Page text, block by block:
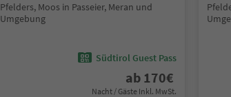
Pfelders, Moos in Passeier, Meran und
Umgebung
Südtirol Guest Pass
ab 170€
Nacht / Gäste Inkl. MwSt.